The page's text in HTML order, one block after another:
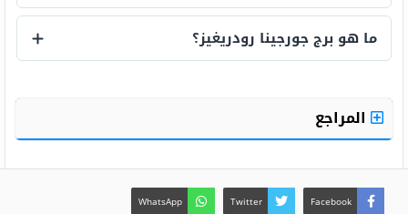
ما هو برج زين الدين زيدان؟
ما هو برج جورجينا رودريغيز؟
المراجع
Facebook
Twitter
WhatsApp